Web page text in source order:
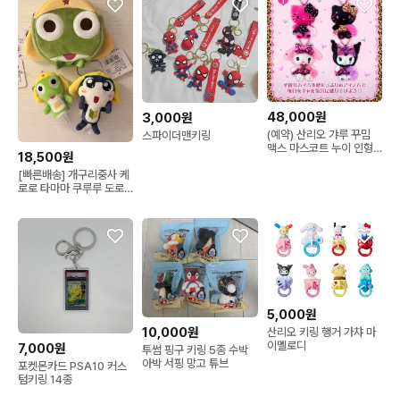
18,500원
[빠른배송] 개구리중사 케
로로 타마마 쿠루루 도로
3,000원
스파이더맨키링
48,000원
(예약) 산리오 갸루 꾸밈
맥스 마스코트 누이 인형
7,000원
포켓몬카드 PSA10 커스
텀키링 14종
10,000원
투썸 핑구 키링 5종 수박
아박 서핑 망고 튜브
5,000원
산리오 키링 행거 가챠 마
이멜로디